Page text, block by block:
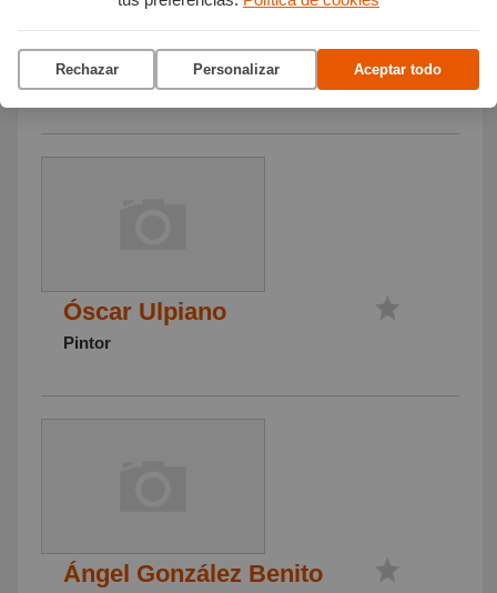
Rechazar Personalizar Aceptar todo
Enrique del Rivero
Fotógrafo
Óscar Ulpiano
Pintor
Ángel González Benito